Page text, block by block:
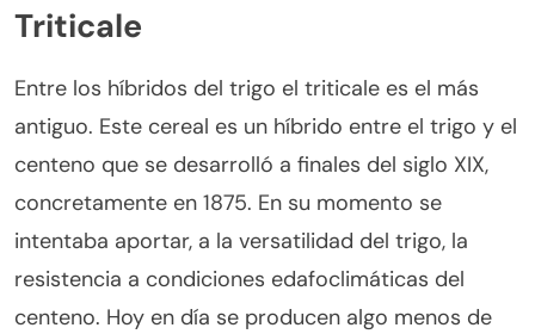
Triticale
Entre los híbridos del trigo el triticale es el más
antiguo. Este cereal es un híbrido entre el trigo y el
centeno que se desarrolló a finales del siglo XIX,
concretamente en 1875. En su momento se
intentaba aportar, a la versatilidad del trigo, la
resistencia a condiciones edafoclimáticas del
centeno. Hoy en día se producen algo menos de